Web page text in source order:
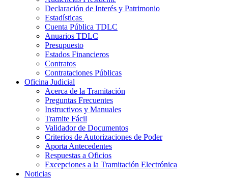
Declaración de Interés y Patrimonio
Estadísticas
Cuenta Pública TDLC
Anuarios TDLC
Presupuesto
Estados Financieros
Contratos
Contrataciones Públicas
Oficina Judicial
Acerca de la Tramitación
Preguntas Frecuentes
Instructivos y Manuales
Tramite Fácil
Validador de Documentos
Criterios de Autorizaciones de Poder
Aporta Antecedentes
Respuestas a Oficios
Excepciones a la Tramitación Electrónica
Noticias